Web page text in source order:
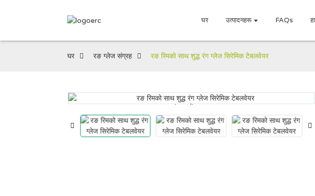
घर उत्पादनहरू FAQs
घर रङ ग्लेज संग्रह रङ रिमको साथ शुद्ध रंग ग्लेज सिरेमिक टेबलवेयर
Loading...
Loading...